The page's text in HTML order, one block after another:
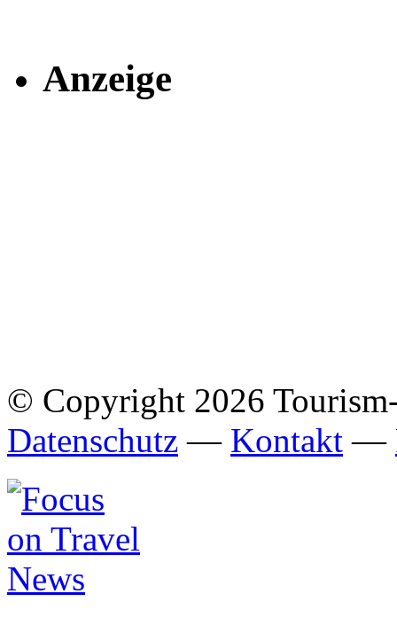
Anzeige
© Copyright 2026
Datenschutz — Kontakt —